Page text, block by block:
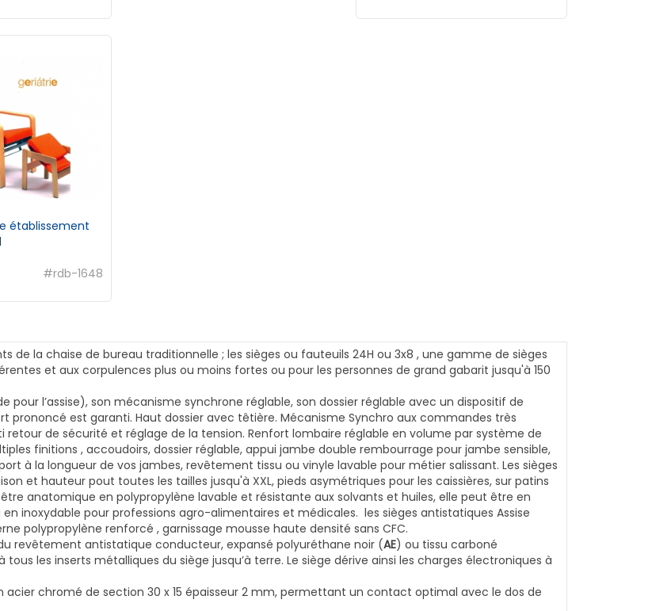
établissement
#rdb-1648
de la chaise de bureau traditionnelle ; les sièges ou fauteuils 24H ou 3x8 , une gamme de sièges
et aux corpulences plus ou moins fortes ou pour les personnes de grand gabarit jusqu'à 150
pour l’assise), son mécanisme synchrone réglable, son dossier réglable avec un dispositif de
prononcé est garanti. Haut dossier avec têtière. Mécanisme Synchro aux commandes très
de sécurité et réglage de la tension. Renfort lombaire réglable en volume par système de
finitions , accoudoirs, dossier réglable, appui jambe double rembourrage pour jambe sensible,
à la longueur de vos jambes, revêtement tissu ou vinyle lavable pour métier salissant. Les sièges
et hauteur pout toutes les tailles jusqu'à XXL, pieds asymétriques pour les caissières, sur patins
anatomique en polypropylène lavable et résistante aux solvants et huiles, elle peut être en
inoxydable pour professions agro-alimentaires et médicales. les sièges antistatiques Assise
polypropylène renforcé , garnissage mousse haute densité sans CFC.
revêtement antistatique conducteur, expansé polyuréthane noir (AE) ou tissu carboné
tous les inserts métalliques du siège jusqu’à terre. Le siège dérive ainsi les charges électroniques à
chromé de section 30 x 15 épaisseur 2 mm, permettant un contact optimal avec le dos de